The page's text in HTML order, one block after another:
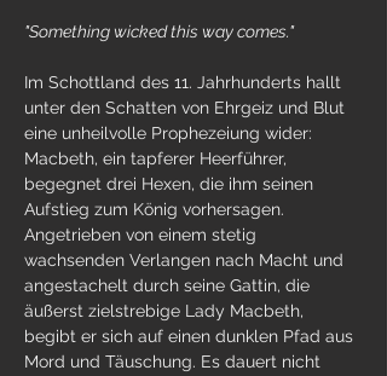
"Something wicked this way comes."
Im Schottland des 11. Jahrhunderts hallt
unter den Schatten von Ehrgeiz und Blut
eine unheilvolle Prophezeiung wider:
Macbeth, ein tapferer Heerführer,
begegnet drei Hexen, die ihm seinen
Aufstieg zum König vorhersagen.
Angetrieben von einem stetig
wachsenden Verlangen nach Macht und
angestachelt durch seine Gattin, die
äußerst zielstrebige Lady Macbeth,
begibt er sich auf einen dunklen Pfad aus
Mord und Täuschung. Es dauert nicht